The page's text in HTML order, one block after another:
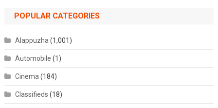
POPULAR CATEGORIES
Alappuzha(1,001)
Automobile (1)
Cinema(184)
Classifieds (18)